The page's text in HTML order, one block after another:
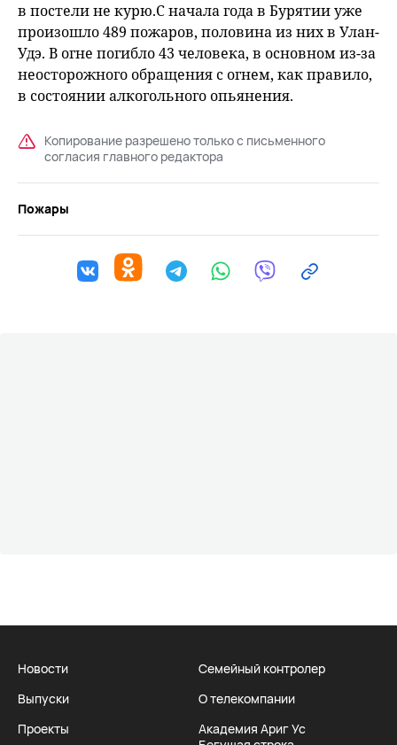
в постели не курю.С начала года в Бурятии уже
произошло 489 пожаров, половина из них в Улан-
Удэ. В огне погибло 43 человека, в основном из-за
неосторожного обращения с огнем, как правило,
в состоянии алкогольного опьянения.
Копирование разрешено только с письменного
согласия главного редактора
Пожары
Новости
Выпуски
Проекты
Семейный контролер
О телекомпании
Академия Ариг Ус